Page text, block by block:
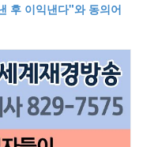
후 이익낸다"와 동의어